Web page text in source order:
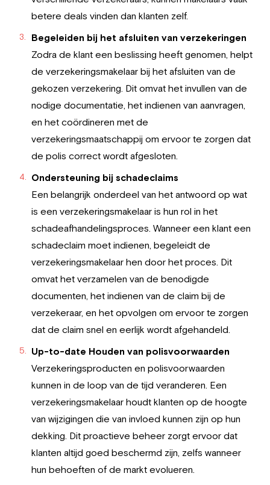
betere deals vinden dan klanten zelf.
Begeleiden bij het afsluiten van verzekeringen
Zodra de klant een beslissing heeft genomen, helpt
de verzekeringsmakelaar bij het afsluiten van de
gekozen verzekering. Dit omvat het invullen van de
nodige documentatie, het indienen van aanvragen,
en het coördineren met de
verzekeringsmaatschappij om ervoor te zorgen dat
de polis correct wordt afgesloten.
Ondersteuning bij schadeclaims
Een belangrijk onderdeel van het antwoord op wat
is een verzekeringsmakelaar is hun rol in het
schadeafhandelingsproces. Wanneer een klant een
schadeclaim moet indienen, begeleidt de
verzekeringsmakelaar hen door het proces. Dit
omvat het verzamelen van de benodigde
documenten, het indienen van de claim bij de
verzekeraar, en het opvolgen om ervoor te zorgen
dat de claim snel en eerlijk wordt afgehandeld.
Up-to-date Houden van polisvoorwaarden
Verzekeringsproducten en polisvoorwaarden
kunnen in de loop van de tijd veranderen. Een
verzekeringsmakelaar houdt klanten op de hoogte
van wijzigingen die van invloed kunnen zijn op hun
dekking. Dit proactieve beheer zorgt ervoor dat
klanten altijd goed beschermd zijn, zelfs wanneer
hun behoeften of de markt evolueren.